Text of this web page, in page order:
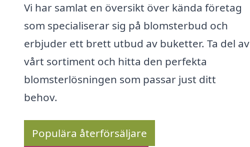
Vi har samlat en översikt över kända företag
som specialiserar sig på blomsterbud och
erbjuder ett brett utbud av buketter. Ta del av
vårt sortiment och hitta den perfekta
blomsterlösningen som passar just ditt
behov.
Populära återförsäljare